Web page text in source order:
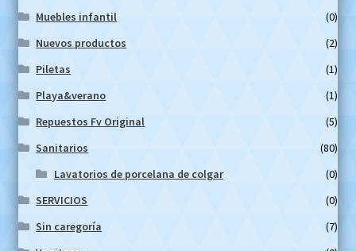
Muebles infantil
(0)
Nuevos productos
(2)
Piletas
(1)
Playa&verano
(1)
Repuestos Fv Original
(5)
Sanitarios
(80)
Lavatorios de porcelana de colgar
(0)
SERVICIOS
(0)
Sin caregoría
(7)